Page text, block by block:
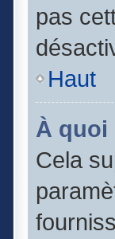
pas
Haut
À quoi
Cela